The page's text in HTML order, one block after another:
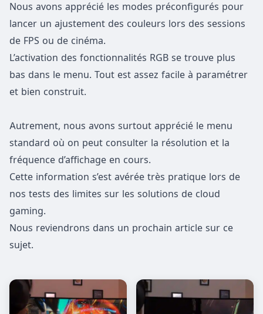
Nous avons apprécié les modes préconfigurés pour
lancer un ajustement des couleurs lors des sessions
de FPS ou de cinéma.
L’activation des fonctionnalités RGB se trouve plus
bas dans le menu. Tout est assez facile à paramétrer
et bien construit.
Autrement, nous avons surtout apprécié le menu
standard où on peut consulter la résolution et la
fréquence d’affichage en cours.
Cette information s’est avérée très pratique lors de
nos tests des limites sur les solutions de cloud
gaming.
Nous reviendrons dans un prochain article sur ce
sujet.